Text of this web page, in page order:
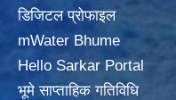
डिजिटल प्रोफाइल
mWater Bhume
Hello Sarkar Portal
भूमे साप्ताहिक गतिविधि